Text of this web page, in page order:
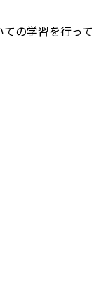
の学習を行っ